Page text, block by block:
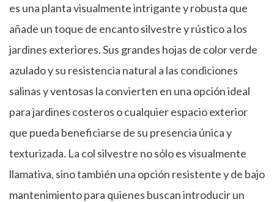
es una planta visualmente intrigante y robusta que
añade un toque de encanto silvestre y rústico a los
jardines exteriores. Sus grandes hojas de color verde
azulado y su resistencia natural a las condiciones
salinas y ventosas la convierten en una opción ideal
para jardines costeros o cualquier espacio exterior
que pueda beneficiarse de su presencia única y
texturizada. La col silvestre no sólo es visualmente
llamativa, sino también una opción resistente y de bajo
mantenimiento para quienes buscan introducir un